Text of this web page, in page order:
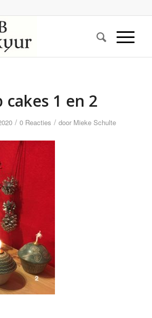
cakes 1 en 2
/ 0 Reacties / door Mieke Schulte